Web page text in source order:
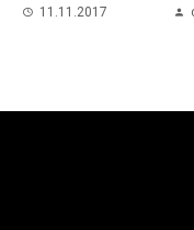
11.11.2017